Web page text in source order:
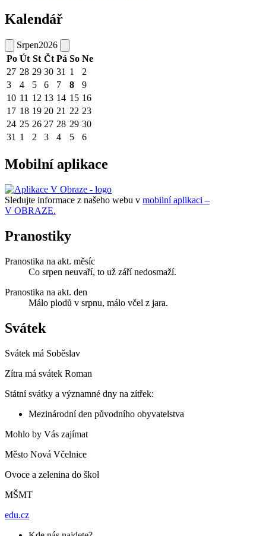
Kalendář
Srpen2026
Po Út St Čt Pá So Ne
27 28 29 30 31 1
2
3
4 5 6 7 8
9
10 11 12 13 14 15 16
17 18 19 20 21 22 23
24 25 26 27 28 29 30
31 1 2 3 4 5 6
Mobilní aplikace
Sledujte informace z našeho webu v mobilní aplikaci –
V OBRAZE.
Pranostiky
Pranostika na akt. měsíc
Co srpen neuvaří, to už září nedosmaží.
Pranostika na akt. den
Málo plodů v srpnu, málo včel z jara.
Svátek
Svátek má Soběslav
Zítra má svátek Roman
Státní svátky a významné dny na zítřek:
Mezinárodní den původního obyvatelstva
Mohlo by Vás zajímat
Město Nová Včelnice
Ovoce a zelenina do škol
MŠMT
edu.cz